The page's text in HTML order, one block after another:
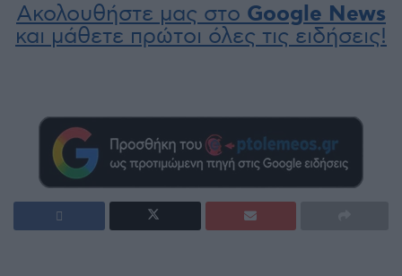
Ακολουθήστε μας στο Google News
και μάθετε πρώτοι όλες τις ειδήσεις!